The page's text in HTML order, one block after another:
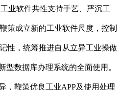
业软件共性支持手艺、严沉工
策成立新的工业软件尺度，控制
性，统筹推进自从立异工业操做
型数据库办理系统的全面使用。
，鞭策优良工业APP及使用处理